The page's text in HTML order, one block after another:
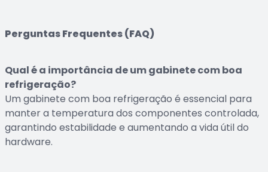
Perguntas Frequentes (FAQ)
Qual é a importância de um gabinete com boa
refrigeração?
Um gabinete com boa refrigeração é essencial para
manter a temperatura dos componentes controlada,
garantindo estabilidade e aumentando a vida útil do
hardware.